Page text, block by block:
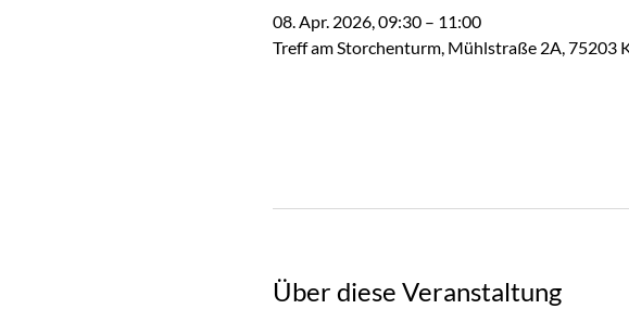
08. Apr. 2026, 09:30 – 11:00
Treff am Storchenturm, Mühlstraße 2A, 75203
Über diese Veranstaltung